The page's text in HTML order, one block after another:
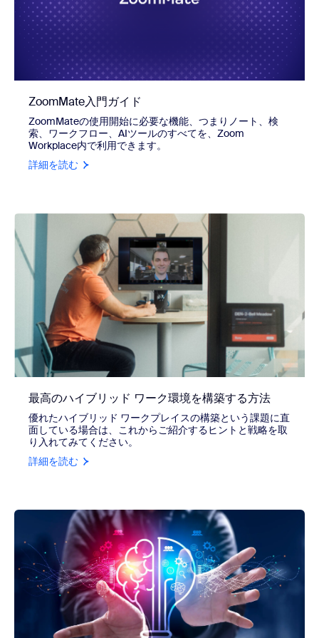
ZoomMate入門ガイド
ZoomMateの使用開始に必要な機能、つまりノート、検
索、ワークフロー、AIツールのすべてを、Zoom
Workplace内で利用できます。
詳細を読む
最高のハイブリッド ワーク環境を構築する方法
優れたハイブリッド ワークプレイスの構築という課題に直
面している場合は、これからご紹介するヒントと戦略を取
り入れてみてください。
詳細を読む